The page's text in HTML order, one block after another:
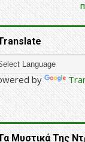
by
Μυστικά Της